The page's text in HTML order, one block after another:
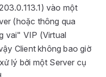
vào một
(hoặc thông qua
vai" VIP (Virtual
Client không bao giờ
lý bởi một Server cụ